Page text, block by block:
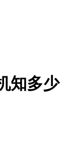
知多少